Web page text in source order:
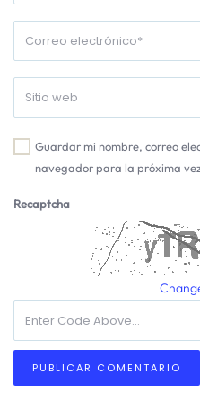
Guardar mi nombre, correo
navegador para la próxima
Recaptcha